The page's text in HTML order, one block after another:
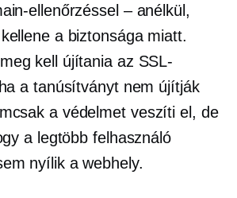
ellenőrzéssel – anélkül,
a biztonsága miatt.
kell újítania az SSL-
a tanúsítványt nem újítják
a védelmet veszíti el, de
a legtöbb felhasználó
nyílik a webhely.